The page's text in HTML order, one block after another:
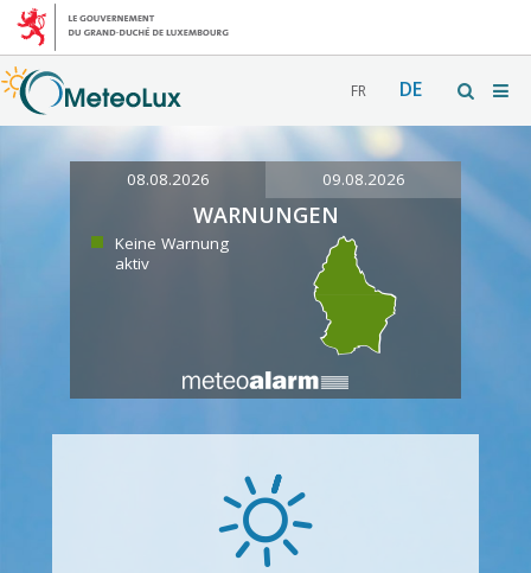
FR DE
08.08.2026 09.08.2026
WARNUNGEN
Keine Warnung
aktiv